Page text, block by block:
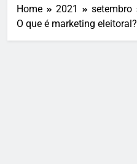
Home 2021 setembro
O que é marketing eleitoral?